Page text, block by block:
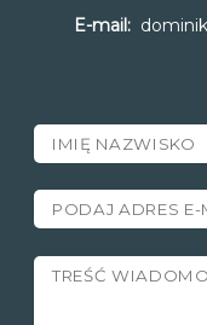
E-mail: